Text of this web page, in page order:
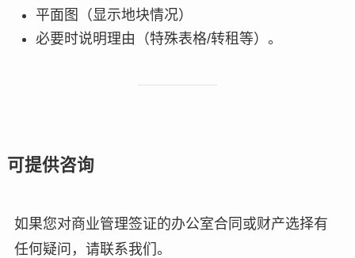
平面图（显示地块情况）
必要时说明理由（特殊表格/转租等）。
可提供咨询
如果您对商业管理签证的办公室合同或财产选择有
任何疑问，请联系我们。